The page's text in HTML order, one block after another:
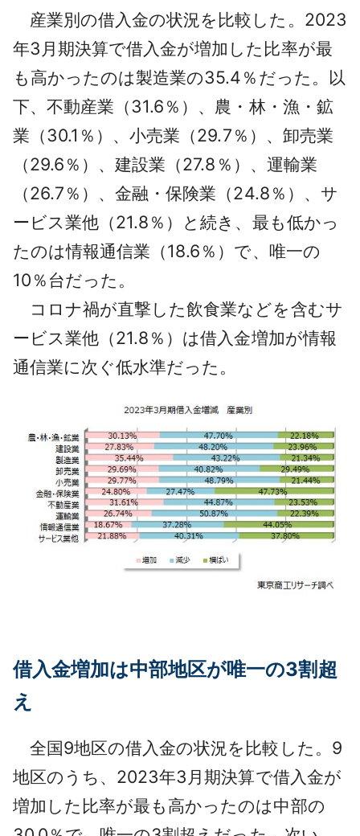
産業別の借入金の状況を比較した。2023
年3月期決算で借入金が増加した比率が最
も高かったのは製造業の35.4％だった。以
下、不動産業（31.6％）、農・林・漁・鉱
業（30.1％）、小売業（29.7％）、卸売業
（29.6％）、建設業（27.8％）、運輸業
（26.7％）、金融・保険業（24.8％）、サ
ービス業他（21.8％）と続き、最も低かっ
たのは情報通信業（18.6％）で、唯一の
10％台だった。
コロナ禍が直撃した飲食業などを含むサ
ービス業他（21.8％）は借入金増加が情報
通信業に次ぐ低水準だった。
借入金増加は中部地区が唯一の3割超
え
全国9地区の借入金の状況を比較した。9
地区のうち、2023年3月期決算で借入金が
増加した比率が最も高かったのは中部の